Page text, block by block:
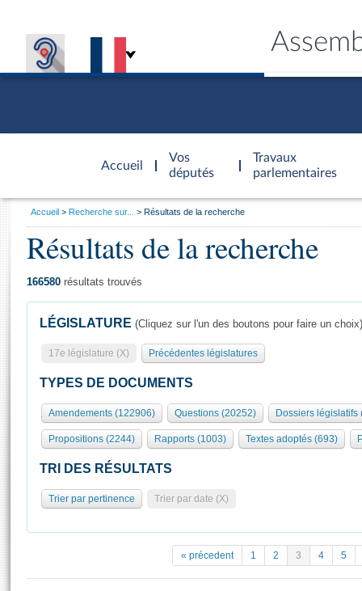
Accueil
d'accueil
Vos
députés
Travaux
parlementaires
Présidence
577 députés
Groupes politiques
Séance publique
Commissions et autres organes
Europe et International
Pétitions
Général
Rôle et pouvoirs de l'Assemblée
Organisation de l'Assemblée
Présidence Conférence des Présidents Bureau Collège des
Statistiques et chiffres clés
Documents de référence
( Constitution | Règlement de l'Assemblée ... )
Visiter l'Assemblée
Visite virtuelle du palais Bourbon
Assister à une séance
Vous
Accueil Recherche sur... Résultats de la recherche
Résultats de la recherche
166580 résultats trouvés
LÉGISLATURE (Cliquez sur l'un des boutons pour faire un choix)
17e législature (X) Précédentes législatures
TYPES DE DOCUMENTS
Amendements (122906) Questions (20252) Dossiers législatifs
Propositions (2244) Rapports (1003) Textes adoptés (693)
TRI DES RÉSULTATS
Trier par pertinence Trier par date (X)
« précedent 1 2 3 4 5